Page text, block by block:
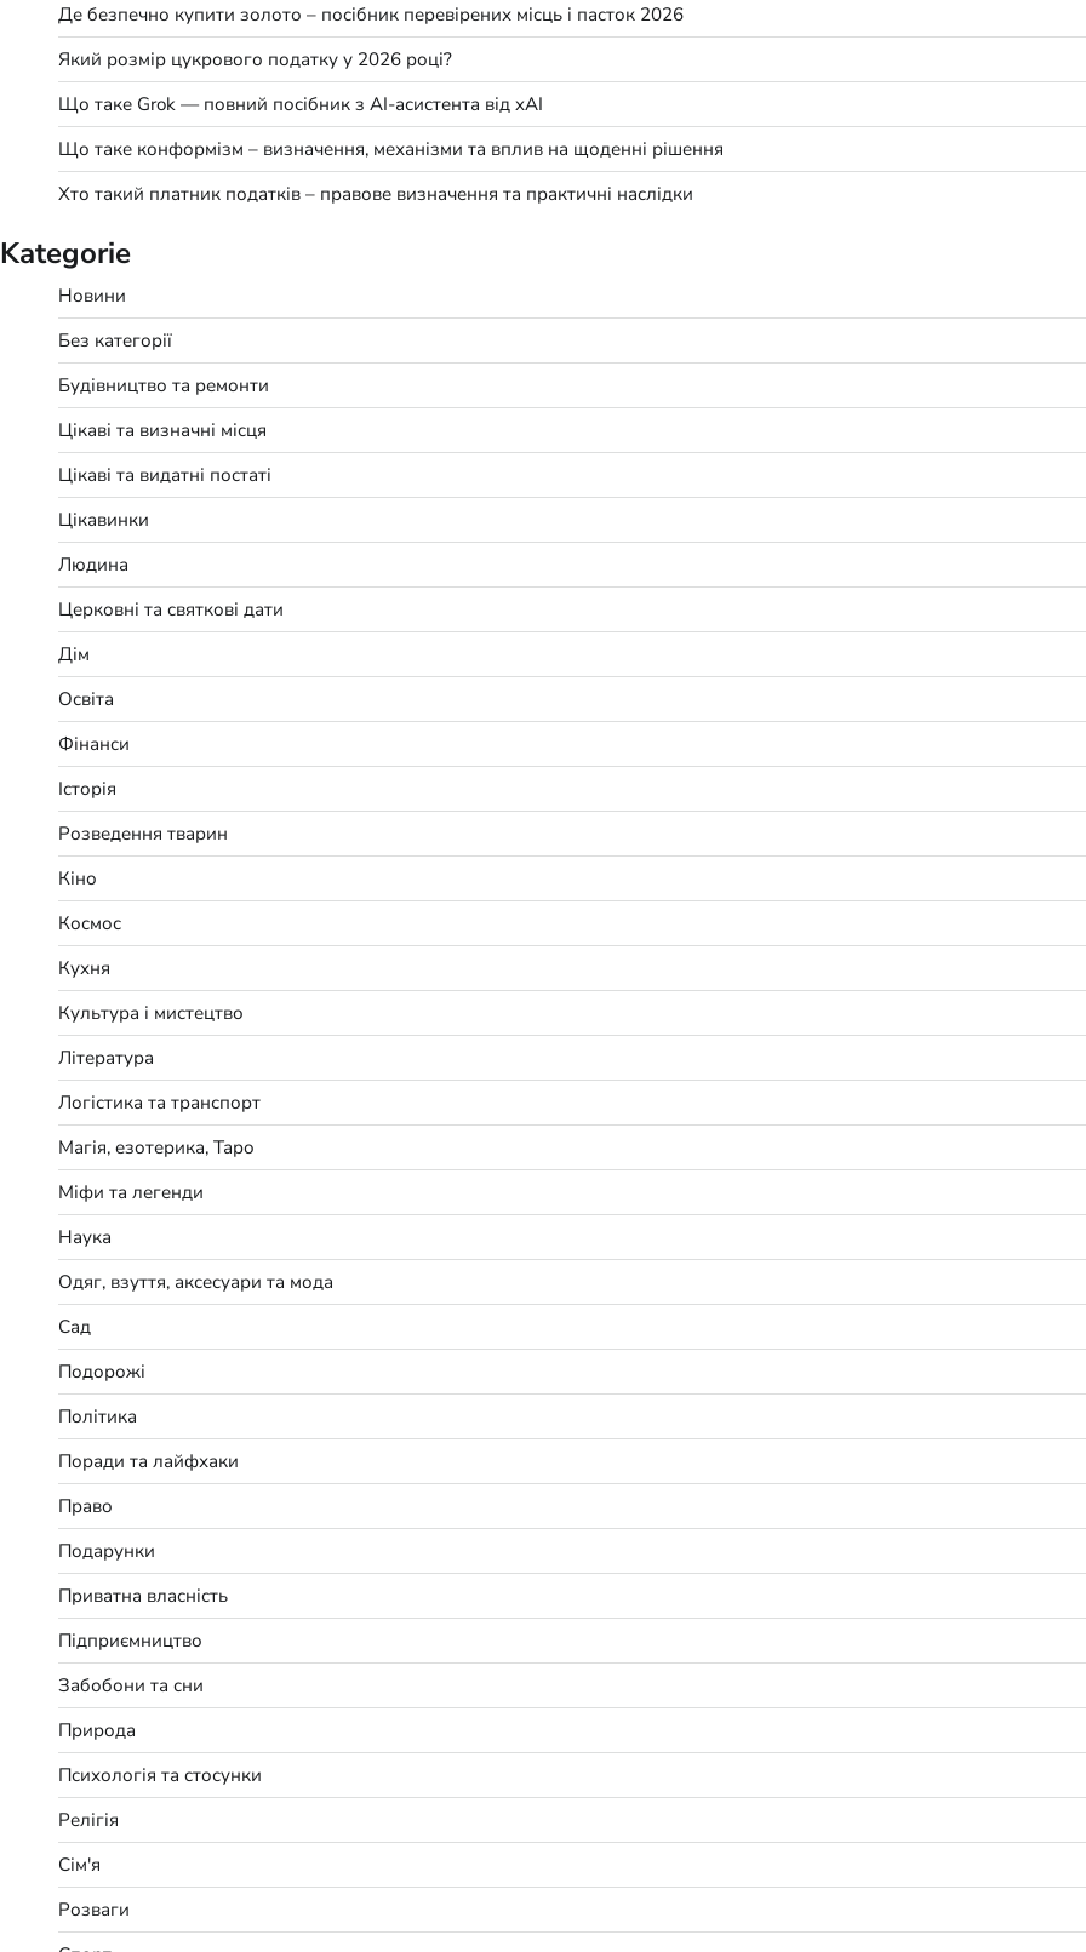
Де безпечно купити золото – посібник перевірених місць і пасток 2026
Який розмір цукрового податку у 2026 році?
Що таке Grok — повний посібник з AI-асистента від xAI
Що таке конформізм – визначення, механізми та вплив на щоденні рішення
Хто такий платник податків – правове визначення та практичні наслідки
Kategorie
Новини
Без категорії
Будівництво та ремонти
Цікаві та визначні місця
Цікаві та видатні постаті
Цікавинки
Людина
Церковні та святкові дати
Дім
Освіта
Фінанси
Історія
Розведення тварин
Кіно
Космос
Кухня
Культура і мистецтво
Література
Логістика та транспорт
Магія, езотерика, Таро
Міфи та легенди
Наука
Одяг, взуття, аксесуари та мода
Сад
Подорожі
Політика
Поради та лайфхаки
Право
Подарунки
Приватна власність
Підприємництво
Забобони та сни
Природа
Психологія та стосунки
Релігія
Сім'я
Розваги